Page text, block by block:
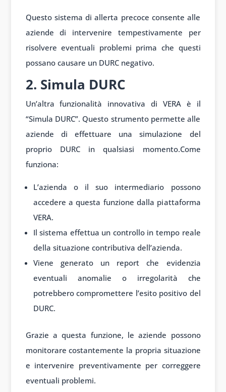
Questo sistema di allerta precoce consente alle
aziende di intervenire tempestivamente per
risolvere eventuali problemi prima che questi
possano causare un DURC negativo.
2. Simula DURC
Un’altra funzionalità innovativa di VERA è il
“Simula DURC”. Questo strumento permette alle
aziende di effettuare una simulazione del
proprio DURC in qualsiasi momento.Come
funziona:
L’azienda o il suo intermediario possono
accedere a questa funzione dalla piattaforma
VERA.
Il sistema effettua un controllo in tempo reale
della situazione contributiva dell’azienda.
Viene generato un report che evidenzia
eventuali anomalie o irregolarità che
potrebbero compromettere l’esito positivo del
DURC.
Grazie a questa funzione, le aziende possono
monitorare costantemente la propria situazione
e intervenire preventivamente per correggere
eventuali problemi.